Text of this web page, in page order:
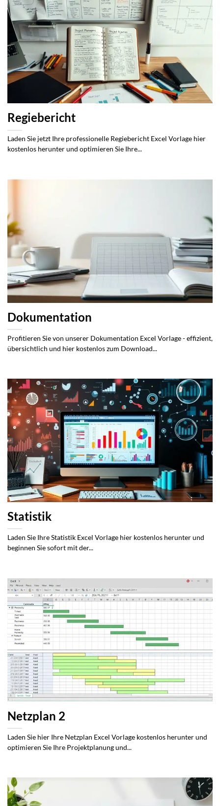
Regiebericht
Laden Sie jetzt Ihre professionelle Regiebericht Excel Vorlage hier
kostenlos herunter und optimieren Sie Ihre...
Dokumentation
Profitieren Sie von unserer Dokumentation Excel Vorlage - effizient,
übersichtlich und hier kostenlos zum Download...
Statistik
Laden Sie Ihre Statistik Excel Vorlage hier kostenlos herunter und
beginnen Sie sofort mit der...
Netzplan 2
Laden Sie hier Ihre Netzplan Excel Vorlage kostenlos herunter und
optimieren Sie Ihre Projektplanung und...